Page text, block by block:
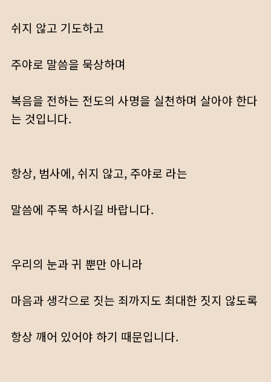
쉬지 않고 기도하고
주야로 말씀을 묵상하며
복음을 전하는 전도의 사명을 실천하며 살아야 한다
는 것입니다.
항상, 범사에, 쉬지 않고, 주야로 라는
말씀에 주목 하시길 바랍니다.
우리의 눈과 귀 뿐만 아니라
마음과 생각으로 짓는 죄까지도 최대한 짓지 않도록
항상 깨어 있어야 하기 때문입니다.